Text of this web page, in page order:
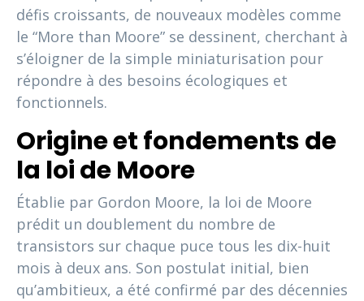
défis croissants, de nouveaux modèles comme
le “More than Moore” se dessinent, cherchant à
s’éloigner de la simple miniaturisation pour
répondre à des besoins écologiques et
fonctionnels.
Origine et fondements de
la loi de Moore
Établie par Gordon Moore, la loi de Moore
prédit un doublement du nombre de
transistors sur chaque puce tous les dix-huit
mois à deux ans. Son postulat initial, bien
qu’ambitieux, a été confirmé par des décennies